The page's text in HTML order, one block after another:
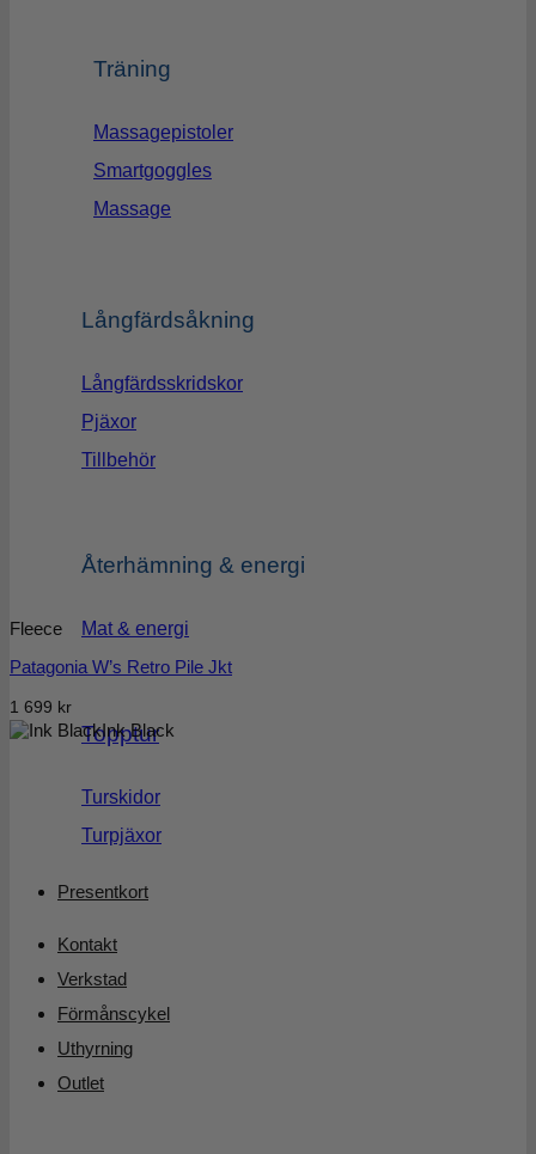
Träning
Massagepistoler
Smartgoggles
Massage
Långfärdsåkning
Långfärdsskridskor
Pjäxor
Tillbehör
Återhämning & energi
Mat & energi
Topptur
Turskidor
Turpjäxor
Presentkort
Kontakt
Verkstad
Förmånscykel
Uthyrning
Outlet
Ink Black
Fleece
Patagonia W’s Retro Pile Jkt
1 699 kr